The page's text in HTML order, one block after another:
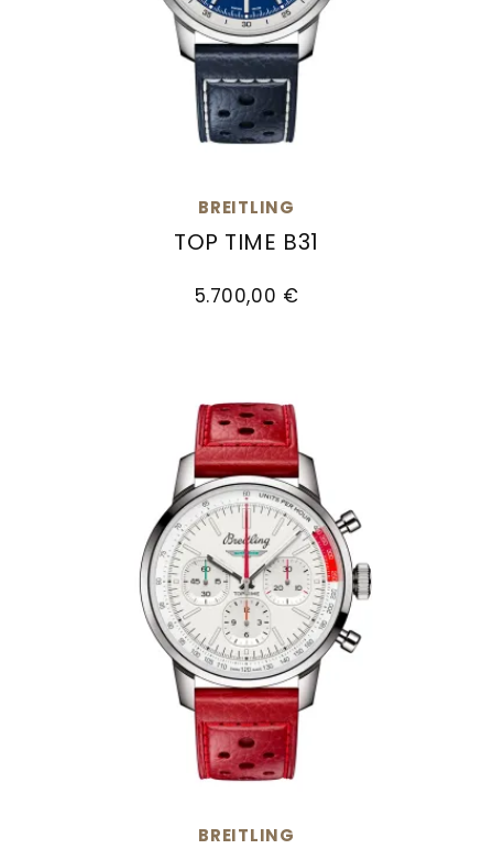
BREITLING
TOP TIME B31
5.700,00 €
BREITLING